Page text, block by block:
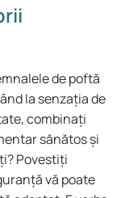
de poftă
la senzația de
combinați
sănătos și
Povestiți
vă poate